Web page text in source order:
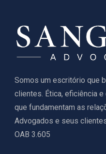
Somos um escritório que
clientes. Ética, eficiência
que fundamentam as
Advogados e seus
OAB 3.605